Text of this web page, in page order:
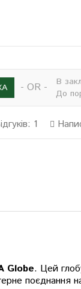
- OR -
В
До
1
Globe. Цей
поєднання